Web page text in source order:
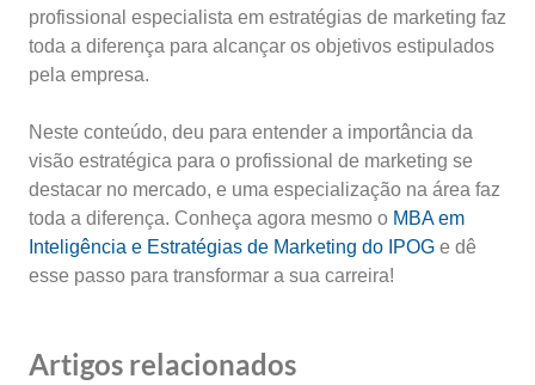
profissional especialista em estratégias de marketing faz
toda a diferença para alcançar os objetivos estipulados
pela empresa.
Neste conteúdo, deu para entender a importância da
visão estratégica para o profissional de marketing se
destacar no mercado, e uma especialização na área faz
toda a diferença. Conheça agora mesmo o MBA em
Inteligência e Estratégias de Marketing do IPOG e dê
esse passo para transformar a sua carreira!
Artigos relacionados